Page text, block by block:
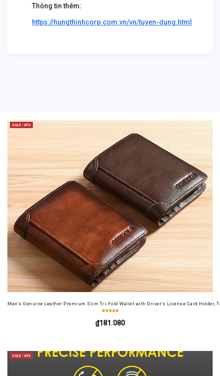
Thông tin thêm:
https://hungthinhcorp.com.vn/vn/tuyen-dung.html
SALE -45%
Men's Genuine Leather Premium Slim Tri-Fold Wallet with Driver's License Card Holder,
₫181.080
SALE -44%